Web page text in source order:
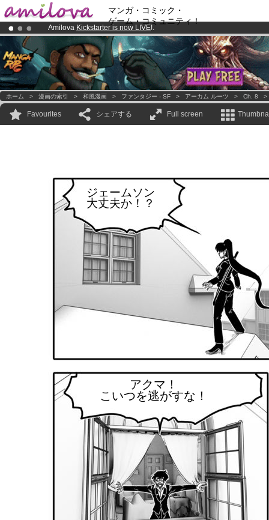
マンガ・コミック・
ゲーム・コミュニティ！
Amilova Kickstarter is now LIVE!.
Already 100000membersand 1000comics & mangas!.
Premium membership from3.95 euros per month !Get membership
ホーム > 漫画の索引 > 和風漫画 > ファンタジー - SF > アーカム ルーツ > Ch. 8
Favourites シェアする Full screen
ジェームソン
大丈夫か！？
アクマ！
こいつを逃がすな！